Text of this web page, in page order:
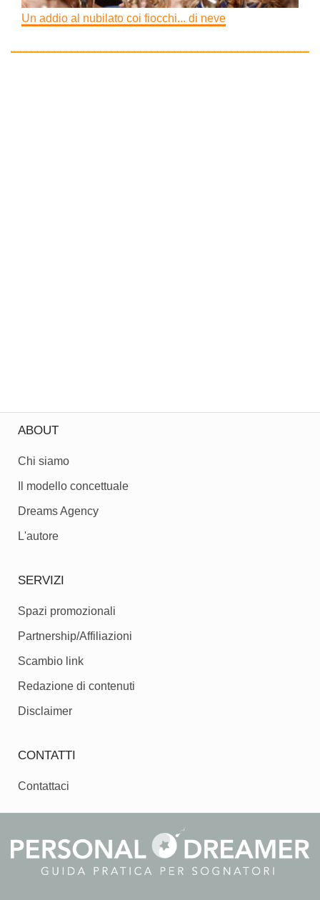
Un addio al nubilato coi fiocchi... di neve
ABOUT
Chi siamo
Il modello concettuale
Dreams Agency
L'autore
SERVIZI
Spazi promozionali
Partnership/Affiliazioni
Scambio link
Redazione di contenuti
Disclaimer
CONTATTI
Contattaci